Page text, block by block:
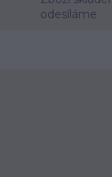
odesíláme